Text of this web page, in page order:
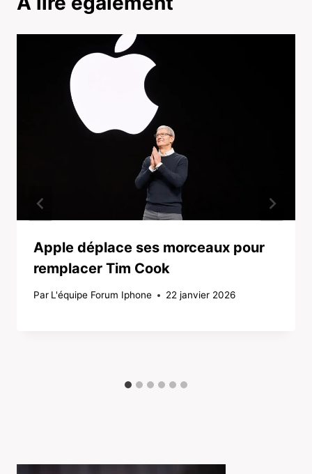
Apple déplace ses morceaux pour
remplacer Tim Cook
Par L'équipe Forum Iphone 22 janvier 2026